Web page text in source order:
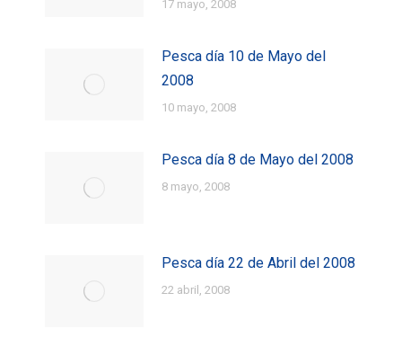
17 mayo, 2008
Pesca día 10 de Mayo del
2008
10 mayo, 2008
Pesca día 8 de Mayo del 2008
8 mayo, 2008
Pesca día 22 de Abril del 2008
22 abril, 2008